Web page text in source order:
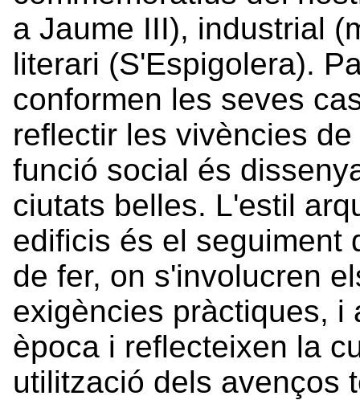
a Jaume III), industrial
literari (S'Espigolera).
conformen les seves
reflectir les vivències
funció social és
ciutats belles. L'estil
edificis és el seguiment
de fer, on s'involucren
exigències pràctiques, i
època i reflecteixen la
utilització dels avenços